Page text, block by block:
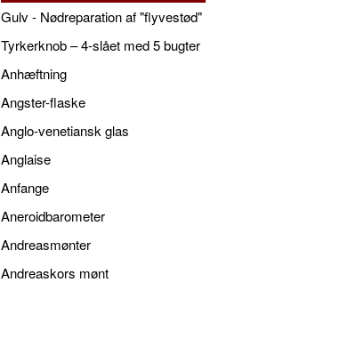
Gulv - Nødreparation af "flyvestød"
Tyrkerknob – 4-slået med 5 bugter
Anhæftning
Angster-flaske
Anglo-venetiansk glas
Anglaise
Anfange
Aneroidbarometer
Andreasmønter
Andreaskors mønt